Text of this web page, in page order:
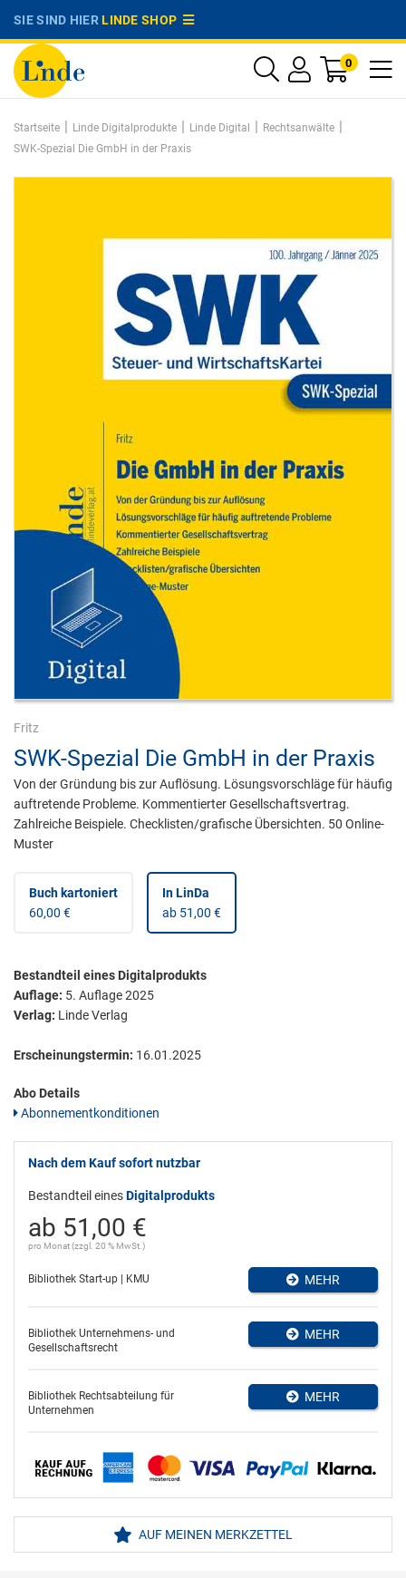
SIE SIND HIERLINDE SHOP
0
Startseite | Linde Digitalprodukte | Linde Digital | Rechtsanwälte |
SWK-Spezial Die GmbH in der Praxis
Fritz
SWK-Spezial Die GmbH in der Praxis
Von der Gründung bis zur Auflösung. Lösungsvorschläge für häufig
auftretende Probleme. Kommentierter Gesellschaftsvertrag.
Zahlreiche Beispiele. Checklisten/grafische Übersichten. 50 Online-
Muster
Buch kartoniert
60,00 €
In LinDa
ab 51,00 €
Bestandteil eines Digitalprodukts
Auflage: 5. Auflage 2025
Verlag: Linde Verlag
Erscheinungstermin: 16.01.2025
Abo Details
Abonnementkonditionen
Nach dem Kauf sofort nutzbar
Bestandteil einesDigitalprodukts
ab 51,00 €
pro Monat (zzgl. 20 % MwSt.)
Bibliothek Start-up | KMU MEHR
Bibliothek Unternehmens- und
Gesellschaftsrecht
MEHR
Bibliothek Rechtsabteilung für
Unternehmen
MEHR
AUF MEINEN MERKZETTEL